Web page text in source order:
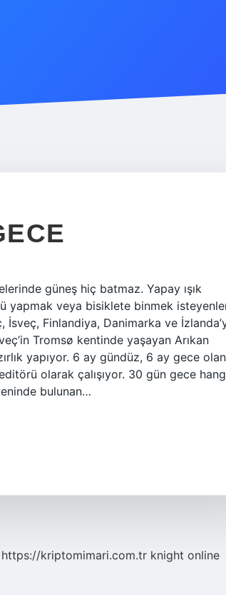
güneş hiç batmaz. Yapay ışık
yapmak veya bisiklete binmek
Finlandiya, Danimarka ve
Tromsø kentinde yaşayan Arıkan
yapıyor. 6 ay gündüz, 6 ay gece olan
olarak çalışıyor. 30 gün gece
bulunan…
https://kriptomimari.com.tr knight online